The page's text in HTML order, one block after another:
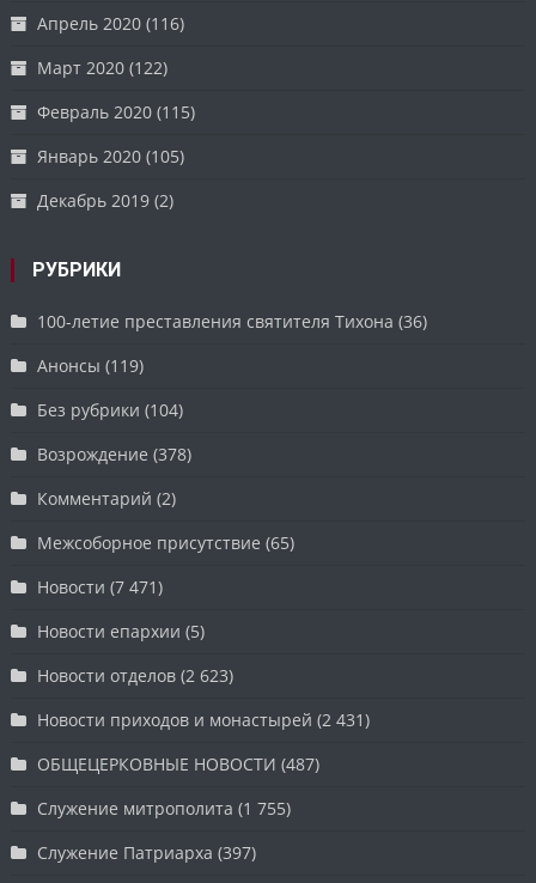
Апрель 2020 (116)
Март 2020 (122)
Февраль 2020 (115)
Январь 2020 (105)
Декабрь 2019 (2)
РУБРИКИ
100-летие преставления святителя Тихона (36)
Анонсы (119)
Без рубрики (104)
Возрождение (378)
Комментарий (2)
Межсоборное присутствие (65)
Новости (7 471)
Новости епархии (5)
Новости отделов (2 623)
Новости приходов и монастырей (2 431)
ОБЩЕЦЕРКОВНЫЕ НОВОСТИ (487)
Служение митрополита (1 755)
Служение Патриарха (397)